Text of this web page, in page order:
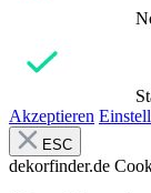
Akzeptieren
ESC
dekorfinder.de